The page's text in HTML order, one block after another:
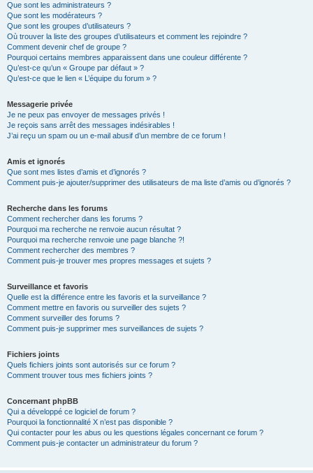
Que sont les administrateurs ?
Que sont les modérateurs ?
Que sont les groupes d’utilisateurs ?
Où trouver la liste des groupes d’utilisateurs et comment les rejoindre ?
Comment devenir chef de groupe ?
Pourquoi certains membres apparaissent dans une couleur différente ?
Qu’est-ce qu’un « Groupe par défaut » ?
Qu’est-ce que le lien « L’équipe du forum » ?
Messagerie privée
Je ne peux pas envoyer de messages privés !
Je reçois sans arrêt des messages indésirables !
J’ai reçu un spam ou un e-mail abusif d’un membre de ce forum !
Amis et ignorés
Que sont mes listes d’amis et d’ignorés ?
Comment puis-je ajouter/supprimer des utilisateurs de ma liste d’amis ou d’ignorés ?
Recherche dans les forums
Comment rechercher dans les forums ?
Pourquoi ma recherche ne renvoie aucun résultat ?
Pourquoi ma recherche renvoie une page blanche ?!
Comment rechercher des membres ?
Comment puis-je trouver mes propres messages et sujets ?
Surveillance et favoris
Quelle est la différence entre les favoris et la surveillance ?
Comment mettre en favoris ou surveiller des sujets ?
Comment surveiller des forums ?
Comment puis-je supprimer mes surveillances de sujets ?
Fichiers joints
Quels fichiers joints sont autorisés sur ce forum ?
Comment trouver tous mes fichiers joints ?
Concernant phpBB
Qui a développé ce logiciel de forum ?
Pourquoi la fonctionnalité X n’est pas disponible ?
Qui contacter pour les abus ou les questions légales concernant ce forum ?
Comment puis-je contacter un administrateur du forum ?